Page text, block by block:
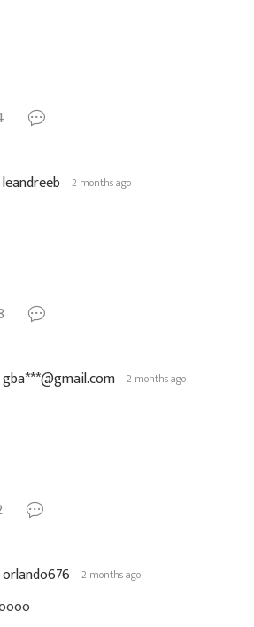
leandreeb 2 months ago
gba***@gmail.com 2 months ago
orlando676 2 months ago